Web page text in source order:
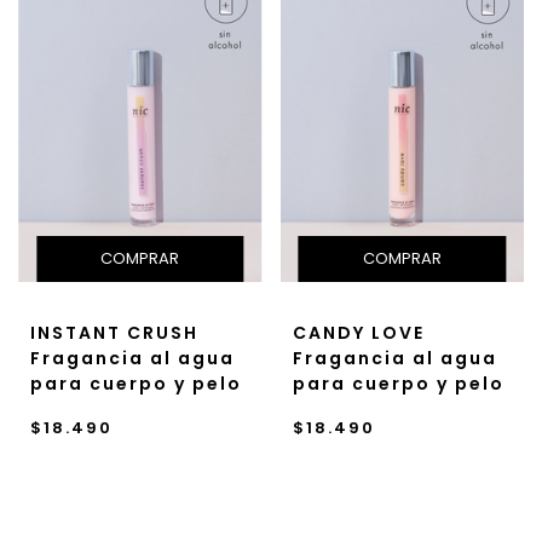
INSTANT CRUSH
Fragancia al agua
para cuerpo y pelo
$18.490
CANDY LOVE
Fragancia al agua
para cuerpo y pelo
$18.490